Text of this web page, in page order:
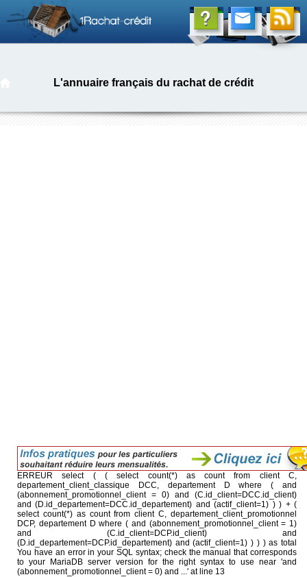
L'annuaire français du rachat de crédit
ERREUR select ( ( select count(*) as count from client C,
departement_client_classique DCC, departement D where ( and
(abonnement_promotionnel_client = 0) and (C.id_client=DCC.id_client)
and (D.id_departement=DCC.id_departement) and (actif_client=1) ) ) + (
select count(*) as count from client C, departement_client_promotionnel
DCP, departement D where ( and (abonnement_promotionnel_client = 1)
and (C.id_client=DCP.id_client) and
(D.id_departement=DCP.id_departement) and (actif_client=1) ) ) ) as total
You have an error in your SQL syntax; check the manual that corresponds
to your MariaDB server version for the right syntax to use near 'and
(abonnement_promotionnel_client = 0) and ...' at line 13